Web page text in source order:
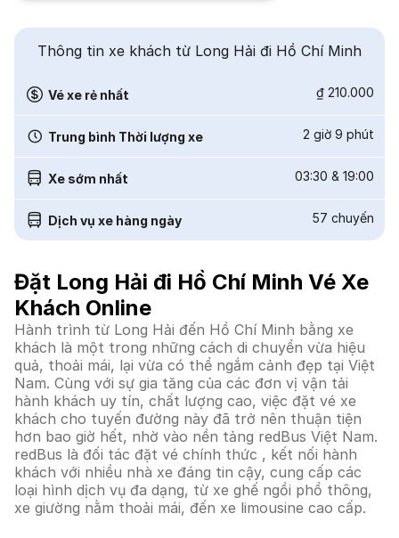
Thông tin xe khách từ Long Hải đi Hồ Chí Minh
Vé xe rẻ nhất ₫ 210.000
Trung bình Thời lượng xe 2 giờ 9 phút
Xe sớm nhất 03:30 & 19:00
Dịch vụ xe hàng ngày 57 chuyến
Đặt Long Hải đi Hồ Chí Minh Vé Xe
Khách Online
Hành trình từ Long Hải đến Hồ Chí Minh bằng xe
khách là một trong những cách di chuyển vừa hiệu
quả, thoải mái, lại vừa có thể ngắm cảnh đẹp tại Việt
Nam. Cùng với sự gia tăng của các đơn vị vận tải
hành khách uy tín, chất lượng cao, việc đặt vé xe
khách cho tuyến đường này đã trở nên thuận tiện
hơn bao giờ hết, nhờ vào nền tảng redBus Việt Nam.
redBus là đối tác đặt vé chính thức , kết nối hành
khách với nhiều nhà xe đáng tin cậy, cung cấp các
loại hình dịch vụ đa dạng, từ xe ghế ngồi phổ thông,
xe giường nằm thoải mái, đến xe limousine cao cấp.